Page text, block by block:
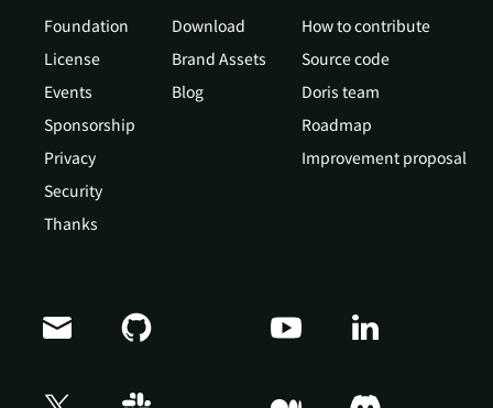
Foundation
License
Events
Sponsorship
Privacy
Security
Thanks
Download
Brand Assets
Blog
How to contribute
Source code
Doris team
Roadmap
Improvement proposal